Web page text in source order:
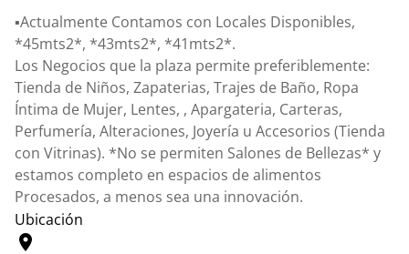
▪️Actualmente Contamos con Locales Disponibles,
*45mts2*, *43mts2*, *41mts2*.
Los Negocios que la plaza permite preferiblemente:
Tienda de Niños, Zapaterias, Trajes de Baño, Ropa
Íntima de Mujer, Lentes, , Apargateria, Carteras,
Perfumería, Alteraciones, Joyería u Accesorios (Tienda
con Vitrinas). *No se permiten Salones de Bellezas* y
estamos completo en espacios de alimentos
Procesados, a menos sea una innovación.
Ubicación
location_on